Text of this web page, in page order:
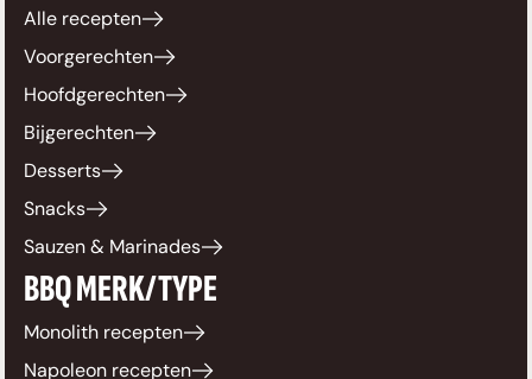
Alle recepten
Voorgerechten
Hoofdgerechten
Bijgerechten
Desserts
Snacks
Sauzen & Marinades
BBQ MERK/TYPE
Monolith recepten
Napoleon recepten